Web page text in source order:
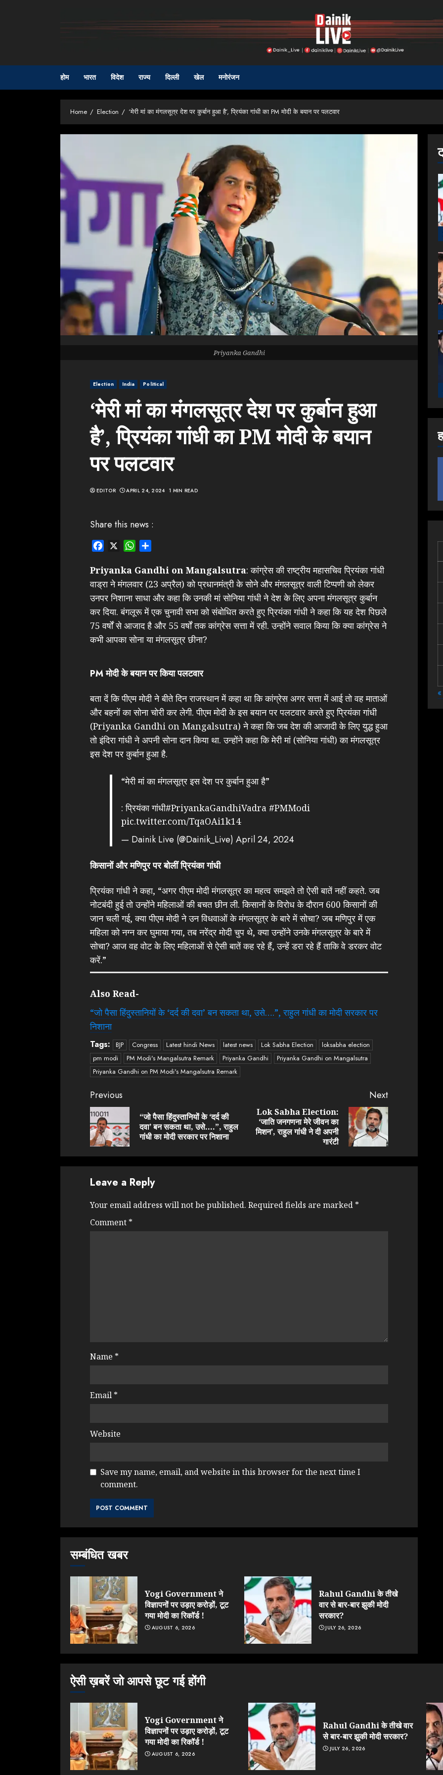
होम भारत विदेश राज्य दिल्ली खेल मनोरंजन
Home Election ‘मेरी मां का मंगलसूत्र देश पर कुर्बान हुआ है’, प्रियंका गांधी का PM मोदी के बयान पर पलटवार
Election India Political
‘मेरी मां का मंगलसूत्र देश पर कुर्बान हुआ
है’, प्रियंका गांधी का PM मोदी के बयान
पर पलटवार
EDITOR APRIL 24, 2024 1 MIN READ
Priyanka Gandhi
Share this news :
Facebook WhatsApp
Priyanka Gandhi on Mangalsutra: कांग्रेस की राष्ट्रीय महासचिव प्रियंका गांधी
वाड्रा ने मंगलवार (23 अप्रैल) को प्रधानमंत्री के सोने और मंगलसूत्र वाली टिप्पणी को लेकर
उनपर निशाना साधा और कहा कि उनकी मां सोनिया गांधी ने देश के लिए अपना मंगलसूत्र कुर्बान
कर दिया. बंगलूरू में एक चुनावी सभा को संबोधित करते हुए प्रियंका गांधी ने कहा कि यह देश पिछले
75 वर्षों से आजाद है और 55 वर्षों तक कांग्रेस सत्ता में रही. उन्होंने सवाल किया कि क्या कांग्रेस ने
कभी आपका सोना या मंगलसूत्र छीना?
PM मोदी के बयान पर किया पलटवार
बता दें कि पीएम मोदी ने बीते दिन राजस्थान में कहा था कि कांग्रेस अगर सत्ता में आई तो वह माताओं
और बहनों का सोना चोरी कर लेगी. पीएम मोदी के इस बयान पर पलटवार करते हुए प्रियंका गांधी
(Priyanka Gandhi on Mangalsutra) ने कहा कि जब देश की आजादी के लिए युद्ध हुआ
तो इंदिरा गांधी ने अपनी सोना दान किया था. उन्होंने कहा कि मेरी मां (सोनिया गांधी) का मंगलसूत्र
इस देश पर कुर्बान हुआ है.
“मेरी मां का मंगलसूत्र इस देश पर कुर्बान हुआ है”
: प्रियंका गांधी#PriyankaGandhiVadra #PMModi
pic.twitter.com/TqaOAi1k14
— Dainik Live (@Dainik_Live) April 24, 2024
किसानों और मणिपुर पर बोलीं प्रियंका गांधी
प्रियंका गांधी ने कहा, “अगर पीएम मोदी मंगलसूत्र का महत्व समझते तो ऐसी बातें नहीं कहते. जब
नोटबंदी हुई तो उन्होंने महिलाओं की बचत छीन ली. किसानों के विरोध के दौरान 600 किसानों की
जान चली गई, क्या पीएम मोदी ने उन विधवाओं के मंगलसूत्र के बारे में सोचा? जब मणिपुर में एक
महिला को नग्न कर घुमाया गया, तब नरेंद्र मोदी चुप थे, क्या उन्होंने उनके मंगलसूत्र के बारे में
सोचा? आज वह वोट के लिए महिलाओं से ऐसी बातें कह रहे हैं, उन्हें डरा रहे हैं ताकि वे डरकर वोट
करें.”
Also Read-
“जो पैसा हिंदुस्तानियों के ‘दर्द की दवा’ बन सकता था, उसे….”, राहुल गांधी का मोदी सरकार पर
निशाना
Tags: BJP Congress Latest hindi News latest news Lok Sabha Election
loksabha election
pm modi
PM Modi's Mangalsutra Remark Priyanka Gandhi
Priyanka Gandhi on Mangalsutra
Priyanka Gandhi on PM Modi's Mangalsutra Remark
Continue
Reading
Previous
Previous
post:
“जो पैसा हिंदुस्तानियों के ‘दर्द की
दवा’ बन सकता था, उसे….”, राहुल
गांधी का मोदी सरकार पर निशाना
Next
Next
post:
Lok Sabha Election:
‘जाति जनगणना मेरे जीवन का
मिशन’, राहुल गांधी ने दी अपनी
गारंटी
Leave a Reply
Your email address will not be published. Required fields are marked *
Comment *
Name *
Email *
Website
Save my name, email, and website in this browser for the next time I
comment.
सम्बंधित खबर
Yogi Government ने
विज्ञापनों पर उड़ाए करोड़ों, टूट
गया मोदी का रिकॉर्ड !
AUGUST 6, 2026
Rahul Gandhi के तीखे
वार से बार-बार झुकी मोदी
सरकार?
JULY 26, 2026
ऐसी ख़बरें जो आपसे छूट गई होंगी
Yogi Government ने
विज्ञापनों पर उड़ाए करोड़ों, टूट
गया मोदी का रिकॉर्ड !
AUGUST 6, 2026
Rahul Gandhi के तीखे वार
से बार-बार झुकी मोदी सरकार?
JULY 26, 2026